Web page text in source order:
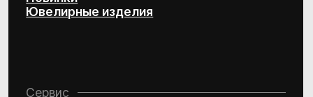
ювелирных изделий